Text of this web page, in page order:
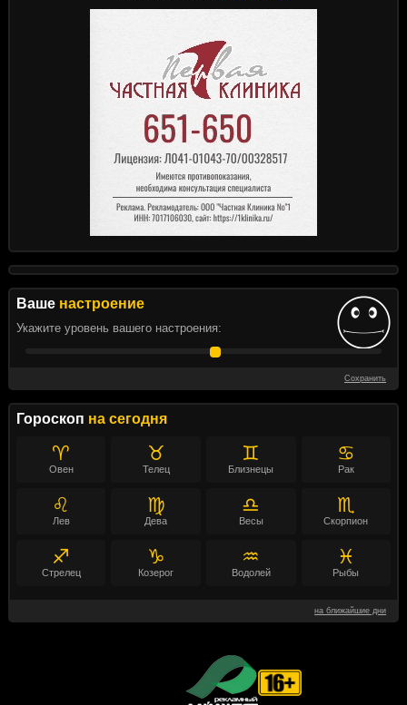
Ваше настроение
Укажите уровень вашего настроения:
Сохранить
Гороскоп на сегодня
♈
Овен
♉
Телец
♊
Близнецы
♋
Рак
♌
Лев
♍
Дева
♎
Весы
♏
Скорпион
♐
Стрелец
♑
Козерог
♒
Водолей
♓
Рыбы
на ближайшие дни